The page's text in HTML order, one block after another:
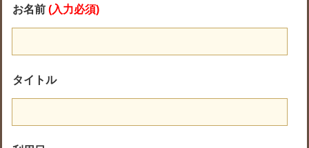
お名前 (入力必須)
タイトル